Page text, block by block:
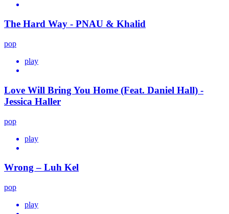
The Hard Way - PNAU & Khalid
pop
play
Love Will Bring You Home (Feat. Daniel Hall) -
Jessica Haller
pop
play
Wrong – Luh Kel
pop
play